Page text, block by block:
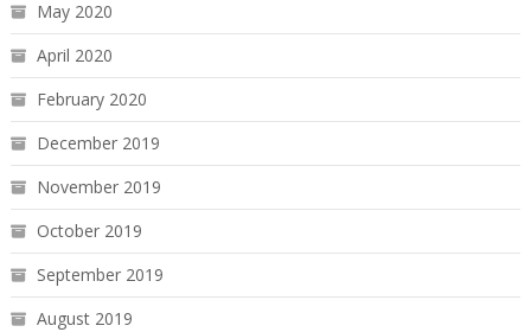
May 2020
April 2020
February 2020
December 2019
November 2019
October 2019
September 2019
August 2019